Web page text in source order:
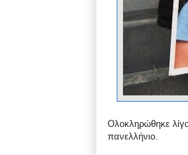
Ολοκληρώθηκε
πανελλήνιο.